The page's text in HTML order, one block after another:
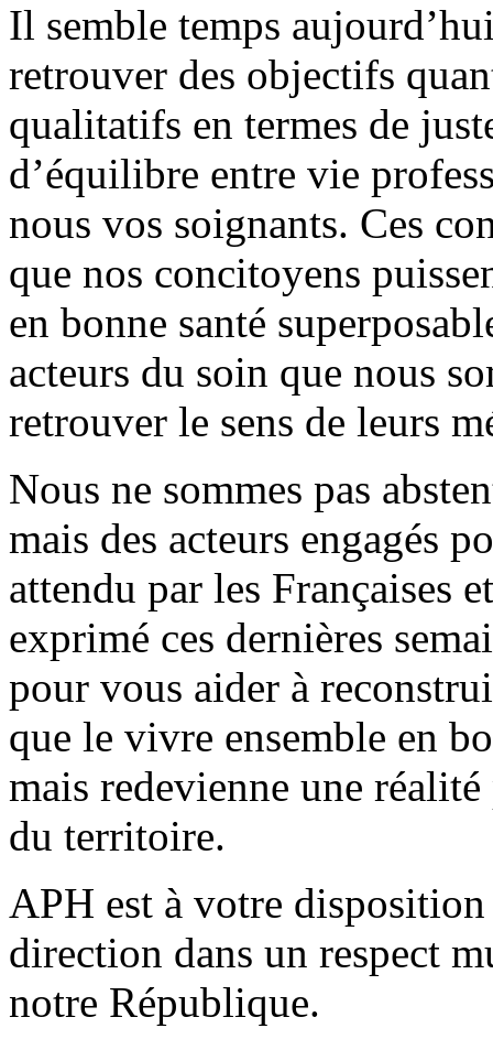
Il semble temps
retrouver des objectifs
qualitatifs en termes de
d’équilibre entre vie
nous vos soignants. Ces
que nos concitoyens
en bonne santé
acteurs du soin que nous
retrouver le sens de leurs
Nous ne sommes pas
mais des acteurs engagés
attendu par les Françaises
exprimé ces dernières
pour vous aider à
que le vivre ensemble en
mais redevienne une
du territoire.
APH est à votre
direction dans un respect
notre République.